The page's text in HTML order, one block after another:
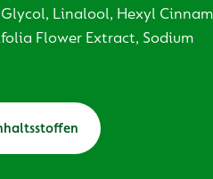
Linalool, Hexyl
Flower Extract, Sodium